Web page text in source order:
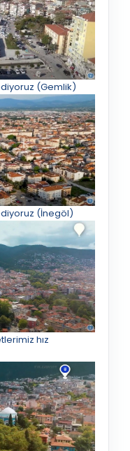
(Gemlik)
(İnegöl)
hız